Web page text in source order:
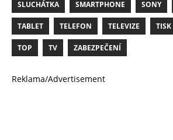
SLUCHÁTKA SMARTPHONE SONY
TABLET TELEFON TELEVIZE TISK
TOP TV ZABEZPEČENÍ
Reklama/Advertisement